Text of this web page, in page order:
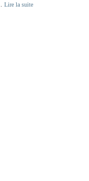
Lire la suite